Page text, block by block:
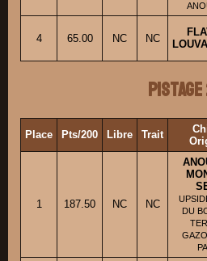
4 65.00 NC NC
Pistage
Place Pts/200 Libre Trait
1 187.50 NC NC
DU